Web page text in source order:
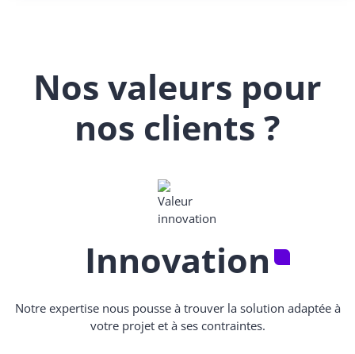
Nos valeurs pour
nos clients ?
Innovation
Notre expertise nous pousse à trouver la solution adaptée à
votre projet et à ses contraintes.